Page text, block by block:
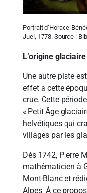
Portrait d’Horace-
Juel, 1778. Source :
L’origine glaciaire
Une autre piste
effet à cette
crue. Cette
« Petit Âge
helvétiques qui
villages par les
Dès 1742, Pierre
mathématicien à
Mont-Blanc et
Alpes. À ce